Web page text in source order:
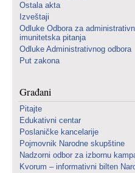
Ostala akta
Izveštaji
Odluke Odbora za
imunitetska pitanja
Odluke Administrativnog odbora
Put zakona
Građani
Pitajte
Edukativni centar
Poslaničke kancelarije
Pojmovnik Narodne skupštine
Nadzorni odbor za izbornu
Kvorum – informativni bilten